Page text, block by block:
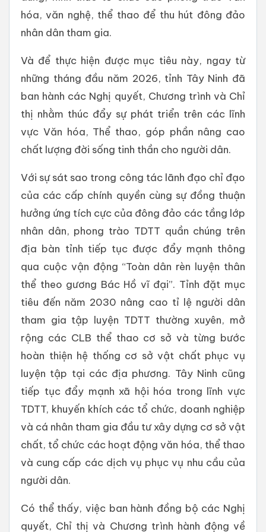
hóa, văn nghệ, thể thao để thu hút đông đảo
nhân dân tham gia.
Và để thực hiện được mục tiêu này, ngay từ
những tháng đầu năm 2026, tỉnh Tây Ninh đã
ban hành các Nghị quyết, Chương trình và Chỉ
thị nhằm thúc đẩy sự phát triển trên các lĩnh
vực Văn hóa, Thể thao, góp phần nâng cao
chất lượng đời sống tinh thần cho người dân.
Với sự sát sao trong công tác lãnh đạo chỉ đạo
của các cấp chính quyền cùng sự đồng thuận
hưởng ứng tích cực của đông đảo các tầng lớp
nhân dân, phong trào TDTT quần chúng trên
địa bàn tỉnh tiếp tục được đẩy mạnh thông
qua cuộc vận động “Toàn dân rèn luyện thân
thể theo gương Bác Hồ vĩ đại”. Tỉnh đặt mục
tiêu đến năm 2030 nâng cao tỉ lệ người dân
tham gia tập luyện TDTT thường xuyên, mở
rộng các CLB thể thao cơ sở và từng bước
hoàn thiện hệ thống cơ sở vật chất phục vụ
luyện tập tại các địa phương. Tây Ninh cũng
tiếp tục đẩy mạnh xã hội hóa trong lĩnh vực
TDTT, khuyến khích các tổ chức, doanh nghiệp
và cá nhân tham gia đầu tư xây dựng cơ sở vật
chất, tổ chức các hoạt động văn hóa, thể thao
và cung cấp các dịch vụ phục vụ nhu cầu của
người dân.
Có thể thấy, việc ban hành đồng bộ các Nghị
quyết, Chỉ thị và Chương trình hành động về